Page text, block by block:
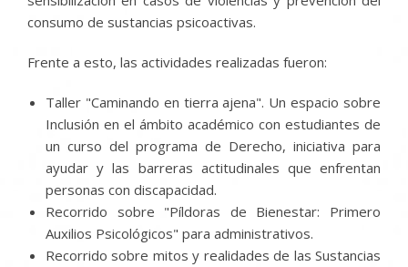
consumo de sustancias psicoactivas.
Frente a esto, las actividades realizadas fueron:
Taller "Caminando en tierra ajena". Un espacio sobre
Inclusión en el ámbito académico con estudiantes de
un curso del programa de Derecho, iniciativa para
ayudar y las barreras actitudinales que enfrentan
personas con discapacidad.
Recorrido sobre "Píldoras de Bienestar: Primero
Auxilios Psicológicos" para administrativos.
Recorrido sobre mitos y realidades de las Sustancias